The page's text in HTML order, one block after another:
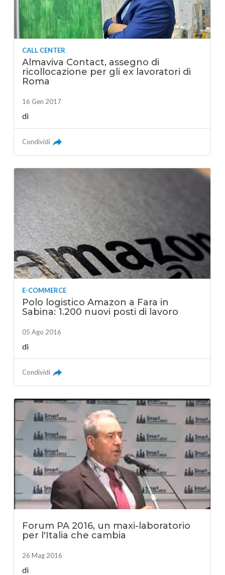
CALL CENTER
Almaviva Contact, assegno di
ricollocazione per gli ex lavoratori di
Roma
16 Gen 2017
di
Condividi
E-COMMERCE
Polo logistico Amazon a Fara in
Sabina: 1.200 nuovi posti di lavoro
05 Ago 2016
di
Condividi
Forum PA 2016, un maxi-laboratorio
per l'Italia che cambia
26 Mag 2016
di